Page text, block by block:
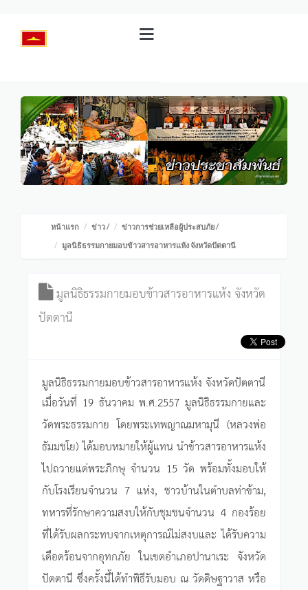
หน้าแรก ข่าว/ ข่าวการช่วยเหลือผู้ประสบภัย/
มูลนิธิธรรมกายมอบข้าวสารอาหารแห้ง จังหวัดปัตตานี
มูลนิธิธรรมกายมอบข้าวสารอาหารแห้ง จังหวัด
ปัตตานี
มูลนิธิธรรมกายมอบข้าวสารอาหารแห้ง จังหวัดปัตตานี
เมื่อวันที่ 19 ธันวาคม พ.ศ.2557 มูลนิธิธรรมกายและ
วัดพระธรรมกาย โดยพระเทพญาณมหามุนี (หลวงพ่อ
ธัมมชโย) ได้มอบหมายให้ผู้แทน นำข้าวสารอาหารแห้ง
ไปถวายแด่พระภิกษุ จำนวน 15 วัด พร้อมทั้งมอบให้
กับโรงเรียนจำนวน 7 แห่ง, ชาวบ้านในตำบลท่าข้าม,
ทหารที่รักษาความสงบให้กับชุมชนจำนวน 4 กองร้อย
ที่ได้รับผลกระทบจากเหตุการณ์ไม่สงบและ ได้รับความ
เดือดร้อนจากอุทกภัย ในเขตอำเภอปานาเระ จังหวัด
ปัตตานี ซึ่งครั้งนี้ได้ทำพิธีรับมอบ ณ วัดดิษฐาวาส หรือ